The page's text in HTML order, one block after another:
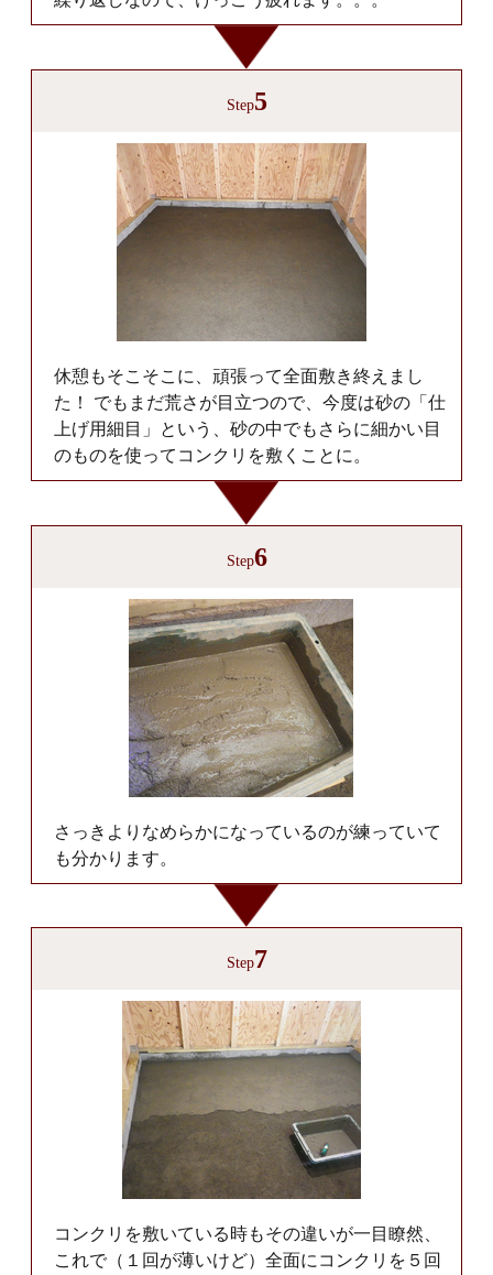
Step5
休憩もそこそこに、頑張って全面敷き終えまし
た！ でもまだ荒さが目立つので、今度は砂の「仕
上げ用細目」という、砂の中でもさらに細かい目
のものを使ってコンクリを敷くことに。
Step6
さっきよりなめらかになっているのが練っていて
も分かります。
Step7
コンクリを敷いている時もその違いが一目瞭然、
これで（１回が薄いけど）全面にコンクリを５回